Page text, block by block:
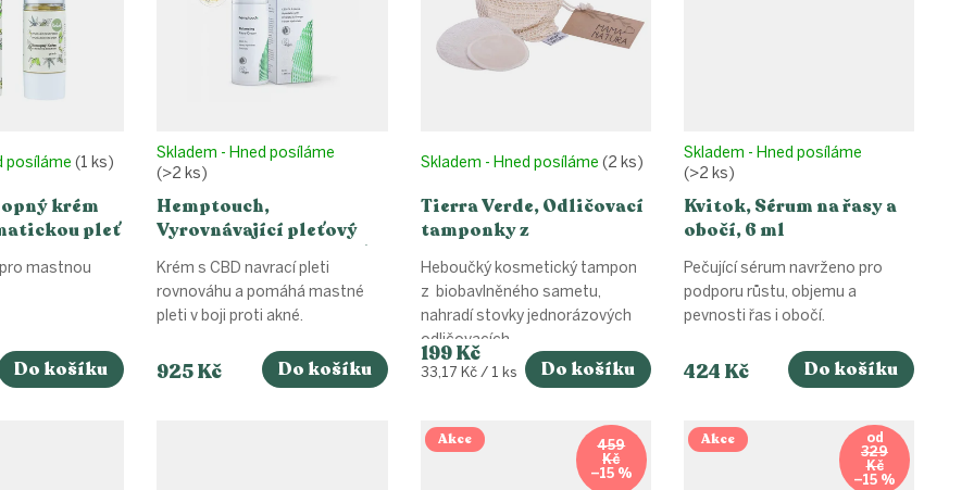
krém
pleť
posíláme (1 ks)
Do košíku
mastnou
Hemptouch,
Vyrovnávající pleťový
50 ml
Skladem - Hned posíláme
(>2 ks)
925 Kč Do košíku
Krém s CBD navrací pleti
rovnováhu a pomáhá mastné
pleti v boji proti akné.
Tierra Verde, Odličovací
tamponky z
6ks MIX
Skladem - Hned posíláme (2 ks)
199 Kč
Měrná
33,17 Kč / 1 ks Do košíku
Heboučký kosmetický tampon
z biobavlněného sametu,
nahradí stovky jednorázových
odličovacích...
Kvitok, Sérum na řasy a
obočí, 6 ml
Skladem - Hned posíláme
(>2 ks)
424 Kč Do košíku
Pečující sérum navrženo pro
podporu růstu, objemu a
pevnosti řas i obočí.
Akce
459
Kč
–15 %
Akce
od
329
Kč
–15 %